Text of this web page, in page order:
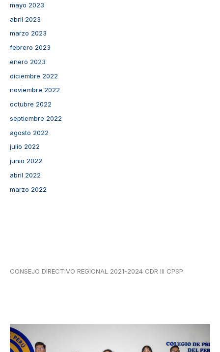
mayo 2023
abril 2023
marzo 2023
febrero 2023
enero 2023
diciembre 2022
noviembre 2022
octubre 2022
septiembre 2022
agosto 2022
julio 2022
junio 2022
abril 2022
marzo 2022
CONSEJO DIRECTIVO REGIONAL 2021-2024 CDR III CPSP